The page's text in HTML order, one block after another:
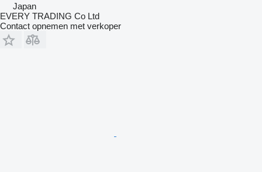
Japan
EVERY TRADING Co Ltd
Contact opnemen met verkoper